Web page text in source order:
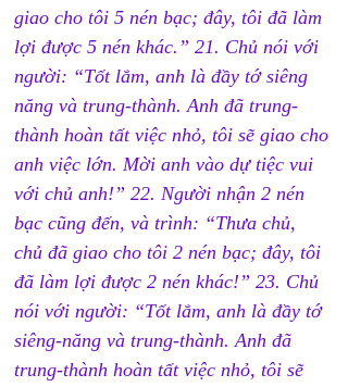
giao cho tôi 5 nén bạc; đây, tôi đã làm
lợi được 5 nén khác.” 21. Chủ nói với
người: “Tốt lắm, anh là đầy tớ siêng
năng và trung-thành. Anh đã trung-
thành hoàn tất việc nhỏ, tôi sẽ giao cho
anh việc lớn. Mời anh vào dự tiệc vui
với chủ anh!” 22. Người nhận 2 nén
bạc cũng đến, và trình: “Thưa chủ,
chủ đã giao cho tôi 2 nén bạc; đây, tôi
đã làm lợi được 2 nén khác!” 23. Chủ
nói với người: “Tốt lắm, anh là đầy tớ
siêng-năng và trung-thành. Anh đã
trung-thành hoàn tất việc nhỏ, tôi sẽ